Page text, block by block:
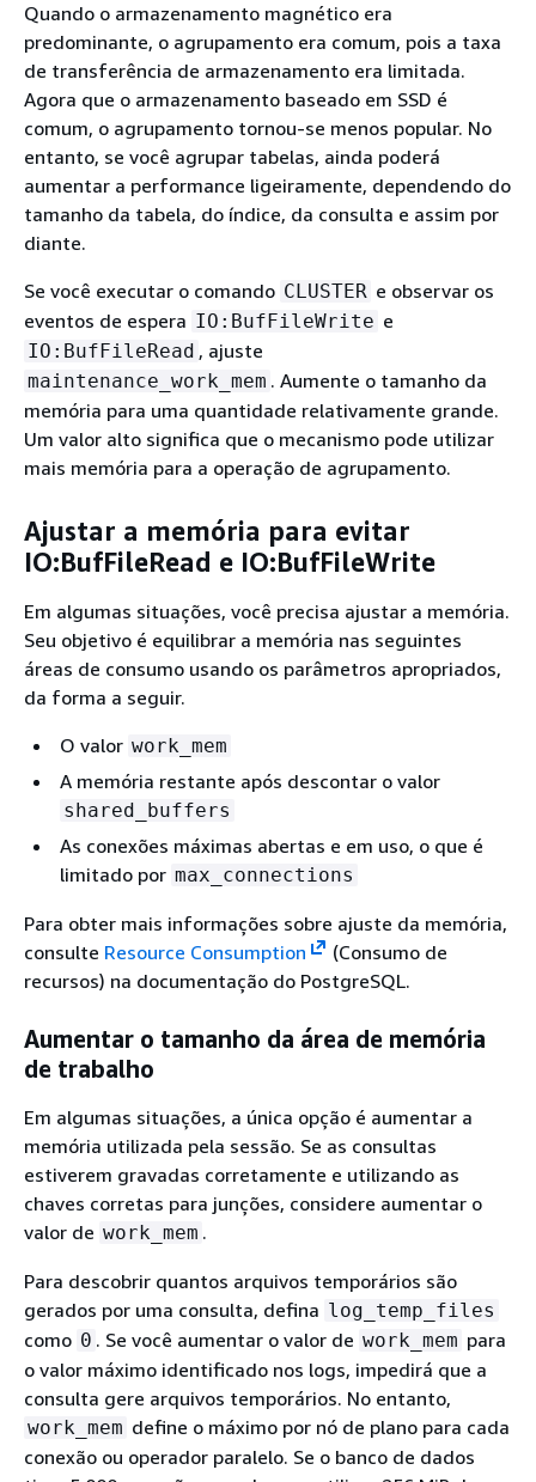
Quando o armazenamento magnético era
predominante, o agrupamento era comum, pois a taxa
de transferência de armazenamento era limitada.
Agora que o armazenamento baseado em SSD é
comum, o agrupamento tornou-se menos popular. No
entanto, se você agrupar tabelas, ainda poderá
aumentar a performance ligeiramente, dependendo do
tamanho da tabela, do índice, da consulta e assim por
diante.
Se você executar o comando CLUSTER e observar os
eventos de espera IO:BufFileWrite e
IO:BufFileRead , ajuste
maintenance_work_mem . Aumente o tamanho da
memória para uma quantidade relativamente grande.
Um valor alto significa que o mecanismo pode utilizar
mais memória para a operação de agrupamento.
Ajustar a memória para evitar
IO:BufFileRead e IO:BufFileWrite
Em algumas situações, você precisa ajustar a memória.
Seu objetivo é equilibrar a memória nas seguintes
áreas de consumo usando os parâmetros apropriados,
da forma a seguir.
O valor work_mem
A memória restante após descontar o valor
shared_buffers
As conexões máximas abertas e em uso, o que é
limitado por max_connections
Para obter mais informações sobre ajuste da memória,
consulte Resource Consumption
(Consumo de
recursos) na documentação do PostgreSQL.
Aumentar o tamanho da área de memória
de trabalho
Em algumas situações, a única opção é aumentar a
memória utilizada pela sessão. Se as consultas
estiverem gravadas corretamente e utilizando as
chaves corretas para junções, considere aumentar o
valor de work_mem .
Para descobrir quantos arquivos temporários são
gerados por uma consulta, defina log_temp_files
como 0 . Se você aumentar o valor de work_mem para
o valor máximo identificado nos logs, impedirá que a
consulta gere arquivos temporários. No entanto,
work_mem define o máximo por nó de plano para cada
conexão ou operador paralelo. Se o banco de dados